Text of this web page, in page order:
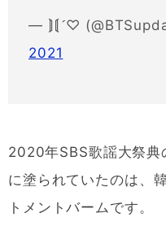
— ⟭⟬♡
2021
2020年SBS歌謡大祭典
に塗られていたのは、
トメントバームです。